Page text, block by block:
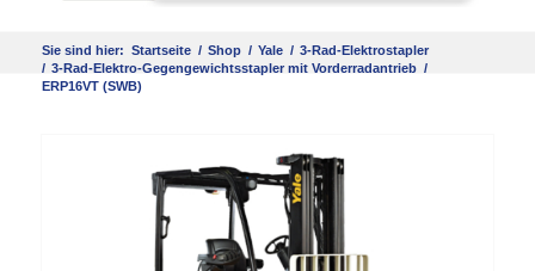
Sie sind hier: Startseite / Shop / Yale / 3-Rad-Elektrostapler
/ 3-Rad-Elektro-Gegengewichtsstapler mit Vorderradantrieb /
ERP16VT (SWB)